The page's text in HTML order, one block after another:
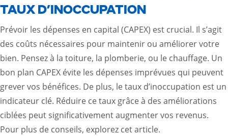
TAUX D’INOCCUPATION
Prévoir les dépenses en capital (CAPEX) est crucial. Il s’agit
des coûts nécessaires pour maintenir ou améliorer votre
bien. Pensez à la toiture, la plomberie, ou le chauffage. Un
bon plan CAPEX évite les dépenses imprévues qui peuvent
grever vos bénéfices. De plus, le taux d’inoccupation est un
indicateur clé. Réduire ce taux grâce à des améliorations
ciblées peut significativement augmenter vos revenus.
Pour plus de conseils, explorez cet article.